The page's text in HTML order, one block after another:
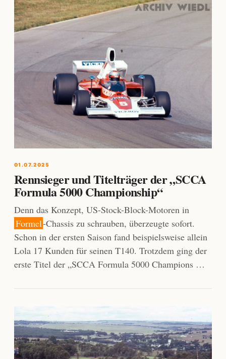
01.07.2025
Rennsieger und Titelträger der „SCCA
Formula 5000 Championship“
Denn das Konzept, US-Stock-Block-Motoren in
Formel-Chassis zu schrauben, überzeugte sofort.
Schon in der ersten Saison fand beispielsweise allein
Lola 17 Kunden für seinen T140. Trotzdem ging der
erste Titel der „SCCA Formula 5000 Champions …